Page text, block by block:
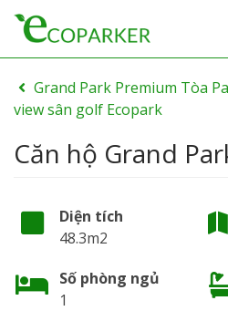
Grand Park Premium Tòa
view sân golf Ecopark
Căn hộ Grand
Diện tích
48.3m2
Số phòng ngủ
1